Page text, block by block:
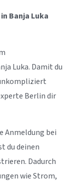
Banja Luka
Luka. Damit du
Berlin dir
Anmeldung bei
du deinen
Dadurch
wie Strom,